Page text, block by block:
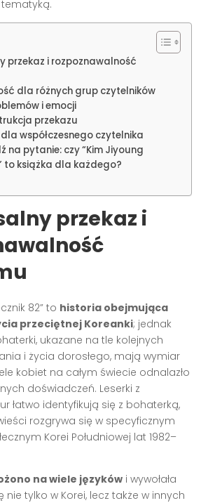
przekaz i rozpoznawalność
dla różnych grup czytelników
i emocji
przekazu
współczesnego czytelnika
na pytanie: czy “Kim Jiyoung
to książka dla każdego?
przekaz i
82” to historia obejmująca
przeciętnej Koreanki; jednak
ukazane na tle kolejnych
i życia dorosłego, mają wymiar
kobiet na całym świecie odnalazło
doświadczeń. Leserki z
łatwo identyfikują się z bohaterką,
rozgrywa się w specyficznym
Korei Południowej lat 1982–
na wiele języków i wywołała
tylko w Korei, lecz także w innych